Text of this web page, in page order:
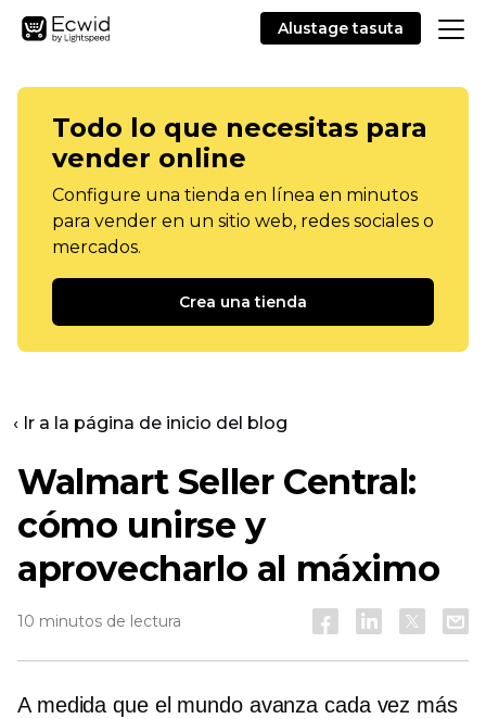
Alustage tasuta
Todo lo que necesitas para
vender online
Configure una tienda en línea en minutos
para vender en un sitio web, redes sociales o
mercados.
Crea una tienda
‹ Ir a la página de inicio del blog
Walmart Seller Central:
cómo unirse y
aprovecharlo al máximo
10 minutos de lectura
A medida que el mundo avanza cada vez más